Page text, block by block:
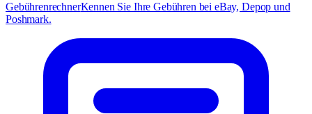
GebührenrechnerKennen Sie Ihre Gebühren bei eBay, Depop und
Poshmark.